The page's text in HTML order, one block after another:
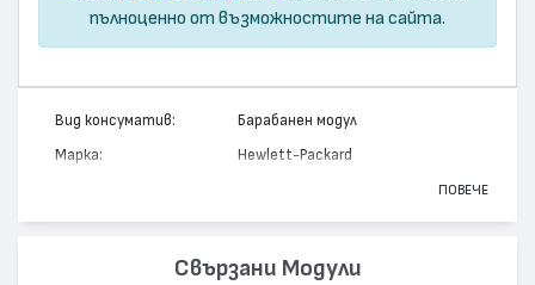
пълноценно от възможностите на сайта.
Вид консуматив: Барабанен модул
Марка: Hewlett-Packard
Цвят: Цветен
20000
ПОВЕЧЕ
Свързани Модули